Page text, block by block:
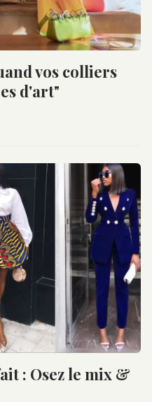
vos colliers
d'art"
: Osez le mix &